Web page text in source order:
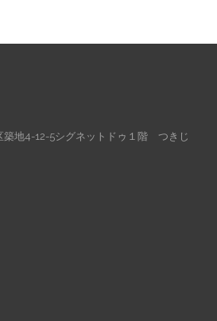
地4-12-5シグネットドゥ１階 つきじ